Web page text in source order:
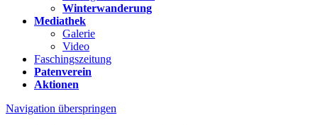
Winterwanderung
Mediathek
Galerie
Video
Faschingszeitung
Patenverein
Aktionen
Navigation überspringen